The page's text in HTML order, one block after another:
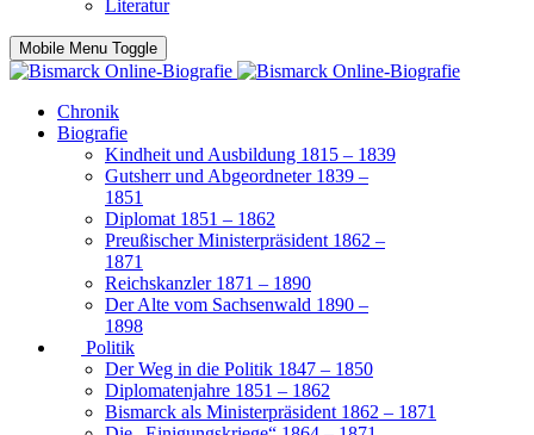
Literatur
Mobile Menu Toggle
Chronik
Biografie
Kindheit und Ausbildung 1815 – 1839
Gutsherr und Abgeordneter 1839 –
1851
Diplomat 1851 – 1862
Preußischer Ministerpräsident 1862 –
1871
Reichskanzler 1871 – 1890
Der Alte vom Sachsenwald 1890 –
1898
Politik
Der Weg in die Politik 1847 – 1850
Diplomatenjahre 1851 – 1862
Bismarck als Ministerpräsident 1862 – 1871